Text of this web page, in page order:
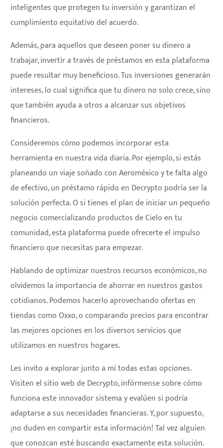
inteligentes que protegen tu inversión y garantizan el
cumplimiento equitativo del acuerdo.
Además, para aquellos que deseen poner su dinero a
trabajar, invertir a través de préstamos en esta plataforma
puede resultar muy beneficioso. Tus inversiones generarán
intereses, lo cual significa que tu dinero no solo crece, sino
que también ayuda a otros a alcanzar sus objetivos
financieros.
Consideremos cómo podemos incorporar esta
herramienta en nuestra vida diaria. Por ejemplo, si estás
planeando un viaje soñado con Aeroméxico y te falta algo
de efectivo, un préstamo rápido en Decrypto podría ser la
solución perfecta. O si tienes el plan de iniciar un pequeño
negocio comercializando productos de Cielo en tu
comunidad, esta plataforma puede ofrecerte el impulso
financiero que necesitas para empezar.
Hablando de optimizar nuestros recursos económicos, no
olvidemos la importancia de ahorrar en nuestros gastos
cotidianos. Podemos hacerlo aprovechando ofertas en
tiendas como Oxxo, o comparando precios para encontrar
las mejores opciones en los diversos servicios que
utilizamos en nuestros hogares.
Les invito a explorar junto a mí todas estas opciones.
Visiten el sitio web de Decrypto, infórmense sobre cómo
funciona este innovador sistema y evalúen si podría
adaptarse a sus necesidades financieras. Y, por supuesto,
¡no duden en compartir esta información! Tal vez alguien
que conozcan esté buscando exactamente esta solución.